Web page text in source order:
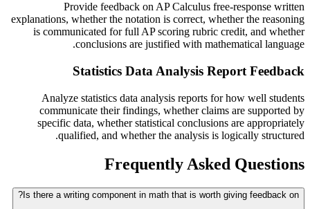
Provide feedback on AP Calculus free-response written
explanations, whether the notation is correct, whether the reasoning
is communicated for full AP scoring rubric credit, and whether
conclusions are justified with mathematical language.
Statistics Data Analysis Report Feedback
Analyze statistics data analysis reports for how well students
communicate their findings, whether claims are supported by
specific data, whether statistical conclusions are appropriately
qualified, and whether the analysis is logically structured.
Frequently Asked Questions
Is there a writing component in math that is worth giving feedback on?